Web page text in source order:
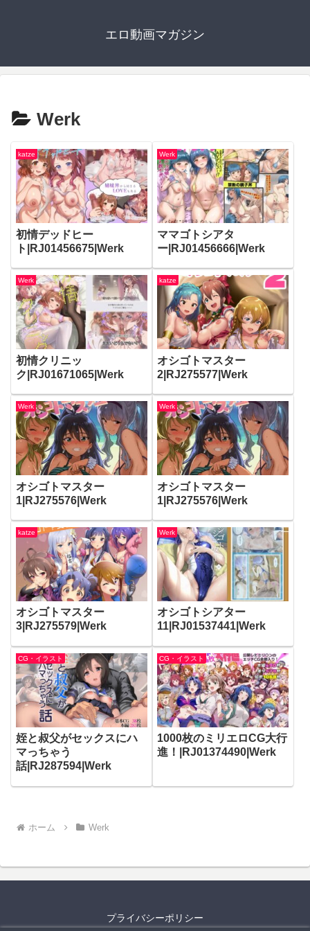
エロ動画マガジン
Werk
katze
初情デッドヒー
ト|RJ01456675|Werk
Werk
ママゴトシアタ
ー|RJ01456666|Werk
Werk
初情クリニッ
ク|RJ01671065|Werk
katze
オシゴトマスター
2|RJ275577|Werk
Werk
オシゴトマスター
1|RJ275576|Werk
Werk
オシゴトマスター
1|RJ275576|Werk
katze
オシゴトマスター
3|RJ275579|Werk
Werk
オシゴトシアター
11|RJ01537441|Werk
CG・イラスト
姪と叔父がセックスにハ
マっちゃう
話|RJ287594|Werk
CG・イラスト
1000枚のミリエロCG大行
進！|RJ01374490|Werk
ホーム Werk
プライバシーポリシー